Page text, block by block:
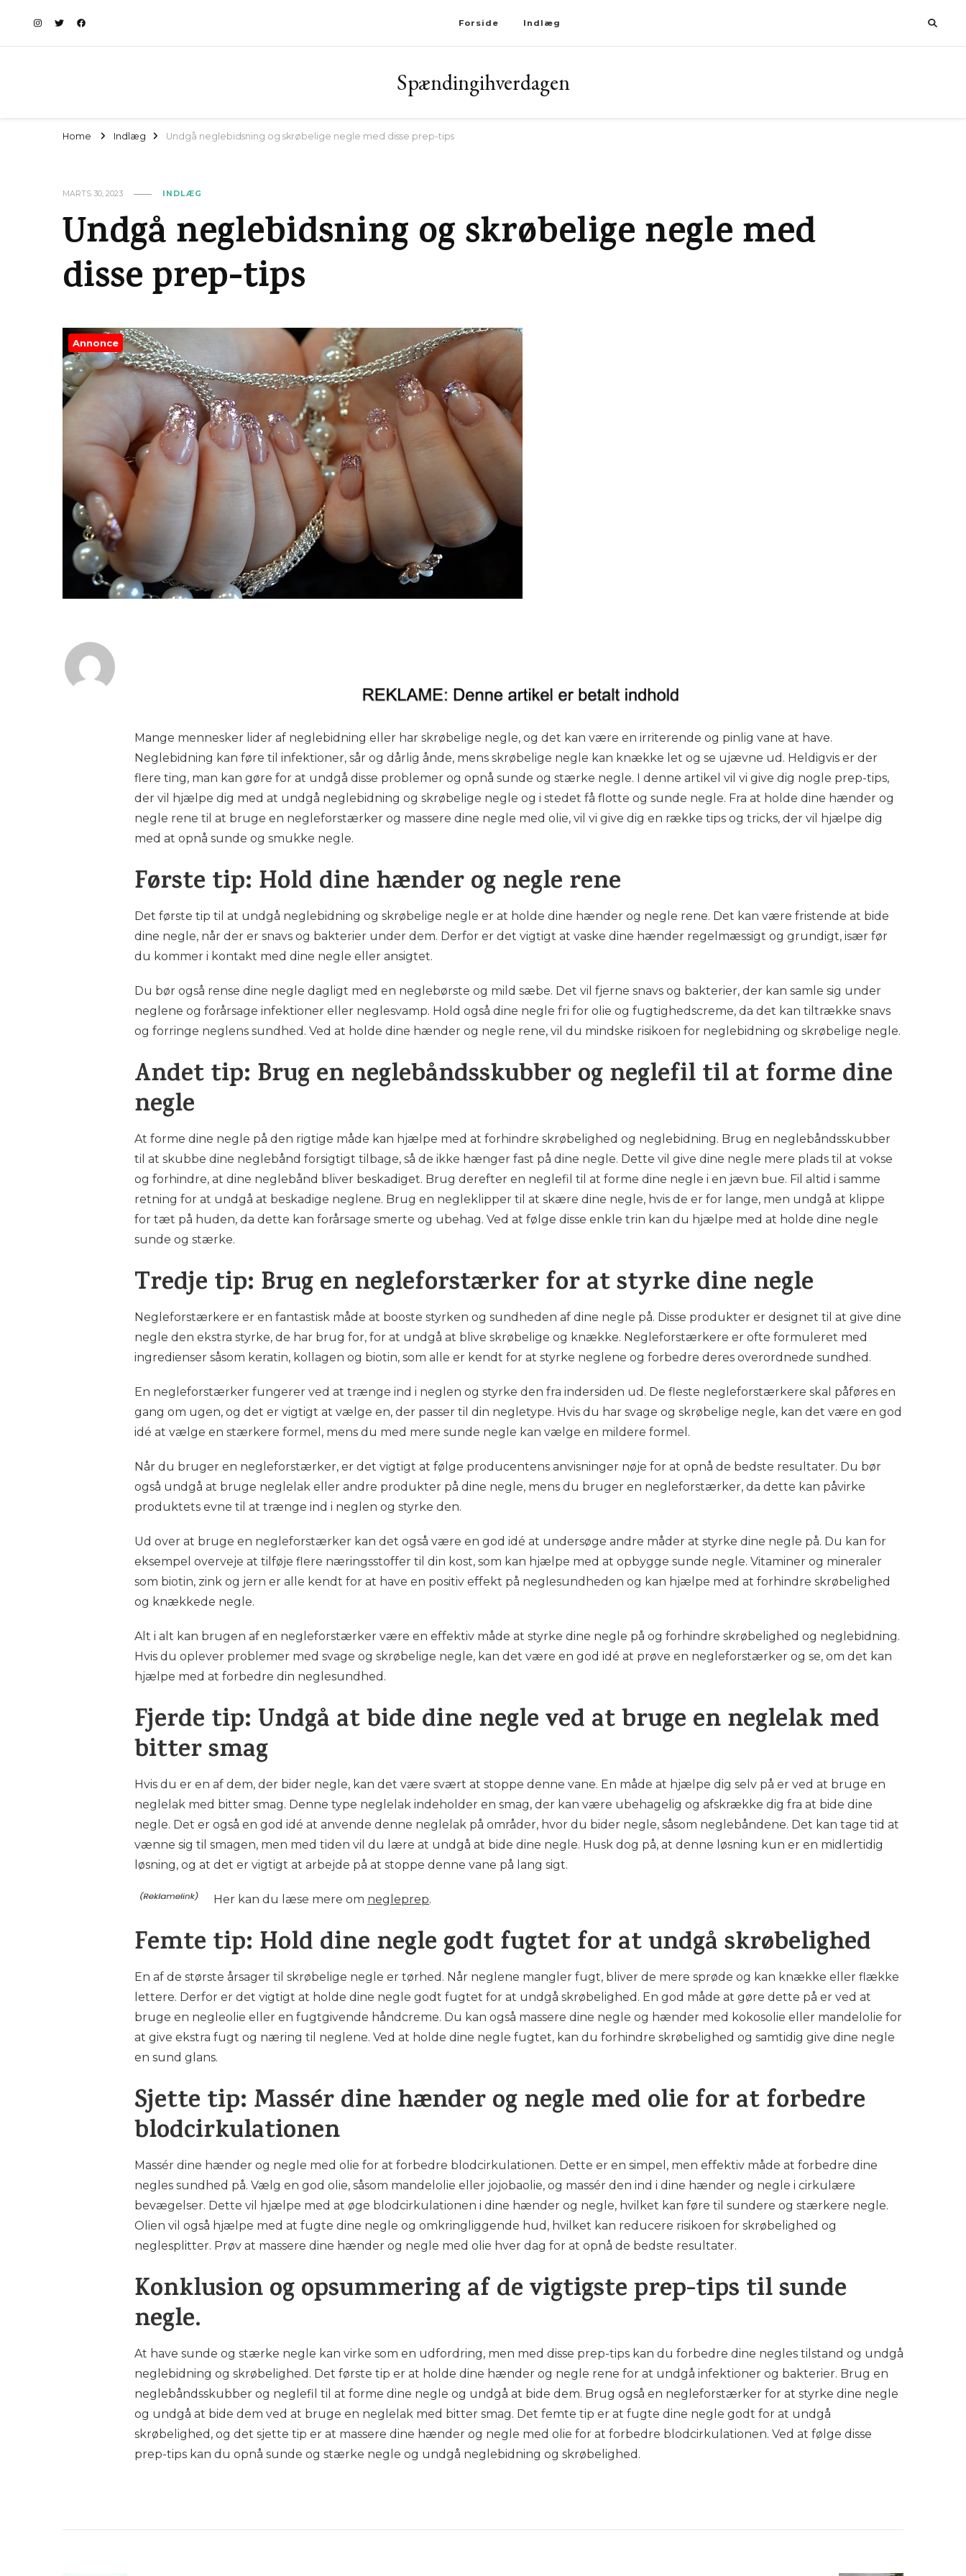
Forside Indlæg
Spændingihverdagen
Home Indlæg Undgå neglebidsning og skrøbelige negle med disse prep-tips
MARTS 30, 2023 INDLÆG
Undgå neglebidsning og skrøbelige negle med
disse prep-tips
Annonce
Mange mennesker lider af neglebidning eller har skrøbelige negle, og det kan være en irriterende og pinlig vane at have.
Neglebidning kan føre til infektioner, sår og dårlig ånde, mens skrøbelige negle kan knække let og se ujævne ud. Heldigvis er der
flere ting, man kan gøre for at undgå disse problemer og opnå sunde og stærke negle. I denne artikel vil vi give dig nogle prep-tips,
der vil hjælpe dig med at undgå neglebidning og skrøbelige negle og i stedet få flotte og sunde negle. Fra at holde dine hænder og
negle rene til at bruge en negleforstærker og massere dine negle med olie, vil vi give dig en række tips og tricks, der vil hjælpe dig
med at opnå sunde og smukke negle.
Første tip: Hold dine hænder og negle rene
Det første tip til at undgå neglebidning og skrøbelige negle er at holde dine hænder og negle rene. Det kan være fristende at bide
dine negle, når der er snavs og bakterier under dem. Derfor er det vigtigt at vaske dine hænder regelmæssigt og grundigt, især før
du kommer i kontakt med dine negle eller ansigtet.
Du bør også rense dine negle dagligt med en neglebørste og mild sæbe. Det vil fjerne snavs og bakterier, der kan samle sig under
neglene og forårsage infektioner eller neglesvamp. Hold også dine negle fri for olie og fugtighedscreme, da det kan tiltrække snavs
og forringe neglens sundhed. Ved at holde dine hænder og negle rene, vil du mindske risikoen for neglebidning og skrøbelige negle.
Andet tip: Brug en neglebåndsskubber og neglefil til at forme dine
negle
At forme dine negle på den rigtige måde kan hjælpe med at forhindre skrøbelighed og neglebidning. Brug en neglebåndsskubber
til at skubbe dine neglebånd forsigtigt tilbage, så de ikke hænger fast på dine negle. Dette vil give dine negle mere plads til at vokse
og forhindre, at dine neglebånd bliver beskadiget. Brug derefter en neglefil til at forme dine negle i en jævn bue. Fil altid i samme
retning for at undgå at beskadige neglene. Brug en negleklipper til at skære dine negle, hvis de er for lange, men undgå at klippe
for tæt på huden, da dette kan forårsage smerte og ubehag. Ved at følge disse enkle trin kan du hjælpe med at holde dine negle
sunde og stærke.
Tredje tip: Brug en negleforstærker for at styrke dine negle
Negleforstærkere er en fantastisk måde at booste styrken og sundheden af dine negle på. Disse produkter er designet til at give dine
negle den ekstra styrke, de har brug for, for at undgå at blive skrøbelige og knække. Negleforstærkere er ofte formuleret med
ingredienser såsom keratin, kollagen og biotin, som alle er kendt for at styrke neglene og forbedre deres overordnede sundhed.
En negleforstærker fungerer ved at trænge ind i neglen og styrke den fra indersiden ud. De fleste negleforstærkere skal påføres en
gang om ugen, og det er vigtigt at vælge en, der passer til din negletype. Hvis du har svage og skrøbelige negle, kan det være en god
idé at vælge en stærkere formel, mens du med mere sunde negle kan vælge en mildere formel.
Når du bruger en negleforstærker, er det vigtigt at følge producentens anvisninger nøje for at opnå de bedste resultater. Du bør
også undgå at bruge neglelak eller andre produkter på dine negle, mens du bruger en negleforstærker, da dette kan påvirke
produktets evne til at trænge ind i neglen og styrke den.
Ud over at bruge en negleforstærker kan det også være en god idé at undersøge andre måder at styrke dine negle på. Du kan for
eksempel overveje at tilføje flere næringsstoffer til din kost, som kan hjælpe med at opbygge sunde negle. Vitaminer og mineraler
som biotin, zink og jern er alle kendt for at have en positiv effekt på neglesundheden og kan hjælpe med at forhindre skrøbelighed
og knækkede negle.
Alt i alt kan brugen af en negleforstærker være en effektiv måde at styrke dine negle på og forhindre skrøbelighed og neglebidning.
Hvis du oplever problemer med svage og skrøbelige negle, kan det være en god idé at prøve en negleforstærker og se, om det kan
hjælpe med at forbedre din neglesundhed.
Fjerde tip: Undgå at bide dine negle ved at bruge en neglelak med
bitter smag
Hvis du er en af dem, der bider negle, kan det være svært at stoppe denne vane. En måde at hjælpe dig selv på er ved at bruge en
neglelak med bitter smag. Denne type neglelak indeholder en smag, der kan være ubehagelig og afskrække dig fra at bide dine
negle. Det er også en god idé at anvende denne neglelak på områder, hvor du bider negle, såsom neglebåndene. Det kan tage tid at
vænne sig til smagen, men med tiden vil du lære at undgå at bide dine negle. Husk dog på, at denne løsning kun er en midlertidig
løsning, og at det er vigtigt at arbejde på at stoppe denne vane på lang sigt.
Her kan du læse mere om negleprep.
Femte tip: Hold dine negle godt fugtet for at undgå skrøbelighed
En af de største årsager til skrøbelige negle er tørhed. Når neglene mangler fugt, bliver de mere sprøde og kan knække eller flække
lettere. Derfor er det vigtigt at holde dine negle godt fugtet for at undgå skrøbelighed. En god måde at gøre dette på er ved at
bruge en negleolie eller en fugtgivende håndcreme. Du kan også massere dine negle og hænder med kokosolie eller mandelolie for
at give ekstra fugt og næring til neglene. Ved at holde dine negle fugtet, kan du forhindre skrøbelighed og samtidig give dine negle
en sund glans.
Sjette tip: Massér dine hænder og negle med olie for at forbedre
blodcirkulationen
Massér dine hænder og negle med olie for at forbedre blodcirkulationen. Dette er en simpel, men effektiv måde at forbedre dine
negles sundhed på. Vælg en god olie, såsom mandelolie eller jojobaolie, og massér den ind i dine hænder og negle i cirkulære
bevægelser. Dette vil hjælpe med at øge blodcirkulationen i dine hænder og negle, hvilket kan føre til sundere og stærkere negle.
Olien vil også hjælpe med at fugte dine negle og omkringliggende hud, hvilket kan reducere risikoen for skrøbelighed og
neglesplitter. Prøv at massere dine hænder og negle med olie hver dag for at opnå de bedste resultater.
Konklusion og opsummering af de vigtigste prep-tips til sunde
negle.
At have sunde og stærke negle kan virke som en udfordring, men med disse prep-tips kan du forbedre dine negles tilstand og undgå
neglebidning og skrøbelighed. Det første tip er at holde dine hænder og negle rene for at undgå infektioner og bakterier. Brug en
neglebåndsskubber og neglefil til at forme dine negle og undgå at bide dem. Brug også en negleforstærker for at styrke dine negle
og undgå at bide dem ved at bruge en neglelak med bitter smag. Det femte tip er at fugte dine negle godt for at undgå
skrøbelighed, og det sjette tip er at massere dine hænder og negle med olie for at forbedre blodcirkulationen. Ved at følge disse
prep-tips kan du opnå sunde og stærke negle og undgå neglebidning og skrøbelighed.